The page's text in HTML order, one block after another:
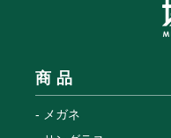
商 品
メガネ